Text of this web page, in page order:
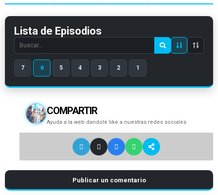
Lista de Episodios
Search
episode
number
7 6 5 4 3 2 1
COMPARTIR
Ayuda a la web dandole like a nuestras redes sociales
Publicar un comentario